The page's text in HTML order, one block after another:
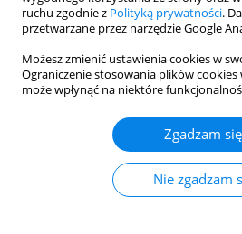
ruchu zgodnie z Polityką prywatności.
przetwarzane przez narzędzie Google
Możesz zmienić ustawienia cookies w
Ograniczenie stosowania plików
może wpłynąć na niektóre
Zgadzam się
Nie zgadzam
facilities
MICROBIOLOGICAL AIR
OBJECTS DURING
SLAUGHTER POULTRY
ESCHERICHIA COLI
Sanaa Mahdi Oraibi, Krystyna Cybulska